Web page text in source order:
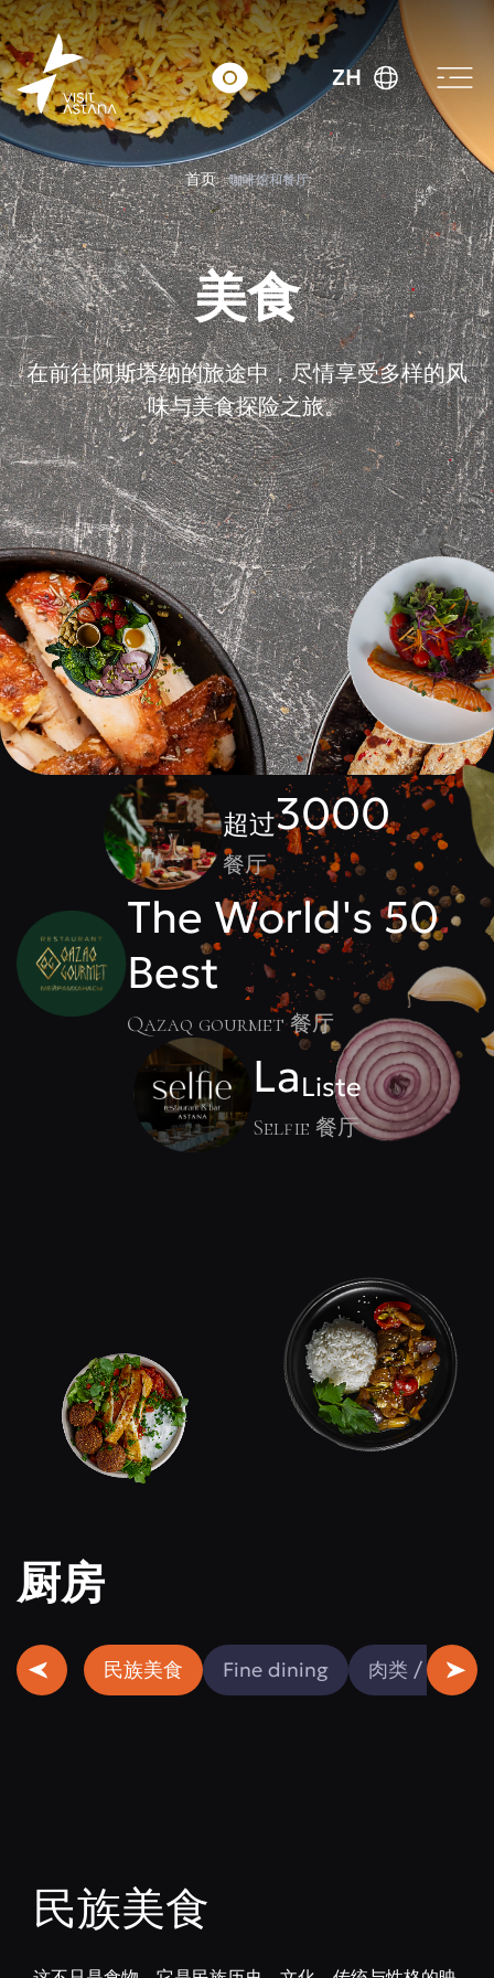
ZH
首页 咖啡馆和餐厅
美食
在前往阿斯塔纳的旅途中，尽情享受多样的风
味与美食探险之旅。
超过3000
餐厅
The World's 50
Best
Qazaq gourmet 餐厅
LaListe
Selfie 餐厅
厨房
民族美食 Fine dining 肉类 / 鱼类
民族美食